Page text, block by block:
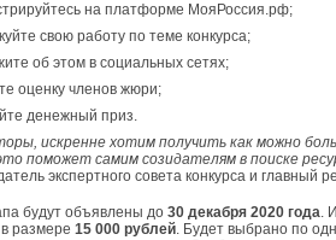
на платформе МояРоссия.рф;
свою работу по теме конкурса;
об этом в социальных сетях;
оценку членов жюри;
денежный приз.
искренне хотим получить как можно
поможет самим созидателям в поиске
экспертного совета конкурса и
будут объявлены до 30 декабря 2020 года.
размере 15 000 рублей. Будет выбрано по